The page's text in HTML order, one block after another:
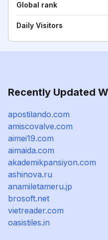
Global rank
Daily Visitors
Recently Updated
apostilando.com
amiscovalve.com
aimei19.com
aimaida.com
akademikpansiyon.com
ashinova.ru
anamiletameru.jp
brosoft.net
vietreader.com
oasistiles.in